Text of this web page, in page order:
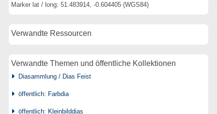
Marker lat / long: 51.483914, -0.604405 (WGS84)
Verwandte Ressourcen
Verwandte Themen und öffentliche Kollektionen
Diasammlung / Dias Feist
öffentlich: Farbdia
öffentlich: Kleinbilddias